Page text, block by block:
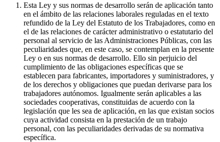
Esta Ley y sus normas de desarrollo serán de aplicación tanto
en el ámbito de las relaciones laborales reguladas en el texto
refundido de la Ley del Estatuto de los Trabajadores, como en
el de las relaciones de carácter administrativo o estatutario del
personal al servicio de las Administraciones Públicas, con las
peculiaridades que, en este caso, se contemplan en la presente
Ley o en sus normas de desarrollo. Ello sin perjuicio del
cumplimiento de las obligaciones específicas que se
establecen para fabricantes, importadores y suministradores, y
de los derechos y obligaciones que puedan derivarse para los
trabajadores autónomos. Igualmente serán aplicables a las
sociedades cooperativas, constituidas de acuerdo con la
legislación que les sea de aplicación, en las que existan socios
cuya actividad consista en la prestación de un trabajo
personal, con las peculiaridades derivadas de su normativa
específica.